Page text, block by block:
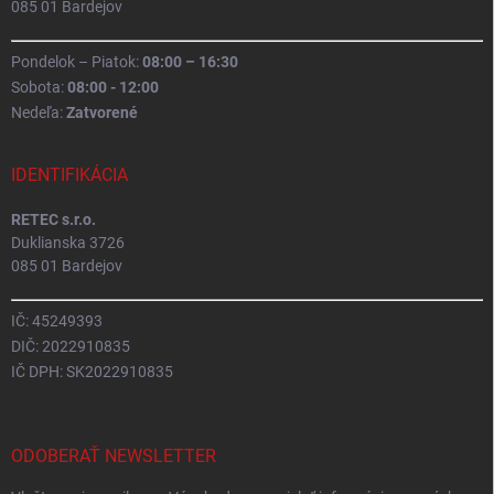
085 01 Bardejov
Pondelok – Piatok:08:00 – 16:30
Sobota:08:00 - 12:00
Nedeľa:Zatvorené
IDENTIFIKÁCIA
RETEC s.r.o.
Duklianska 3726
085 01 Bardejov
IČ: 45249393
DIČ: 2022910835
IČ DPH: SK2022910835
ODOBERAŤ NEWSLETTER